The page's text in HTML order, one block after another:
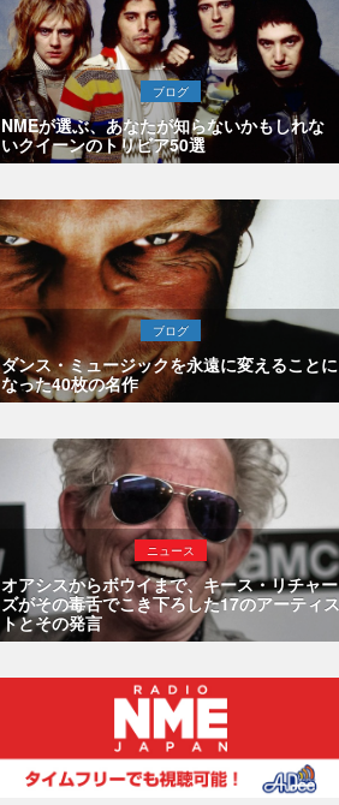
ブログ
NMEが選ぶ、あなたが知らないかもしれな
いクイーンのトリビア50選
ブログ
ダンス・ミュージックを永遠に変えることに
なった40枚の名作
ニュース
オアシスからボウイまで、キース・リチャー
ズがその毒舌でこき下ろした17のアーティス
トとその発言